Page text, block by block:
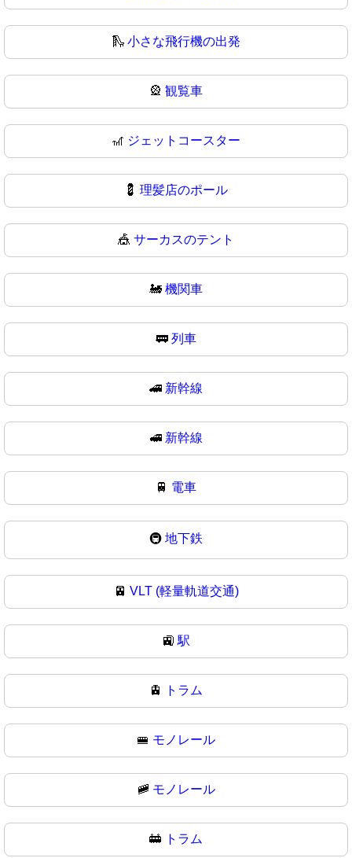
🛝 小さな飛行機の出発
🎡 観覧車
🎢 ジェットコースター
💈 理髪店のポール
🎪 サーカスのテント
🚂 機関車
🚃 列車
🚄 新幹線
🚅 新幹線
🚆 電車
🚇 地下鉄
🚈 VLT (軽量軌道交通)
🚉駅
🚊 トラム
🚝 モノレール
🚞 モノレール
🚋 トラム